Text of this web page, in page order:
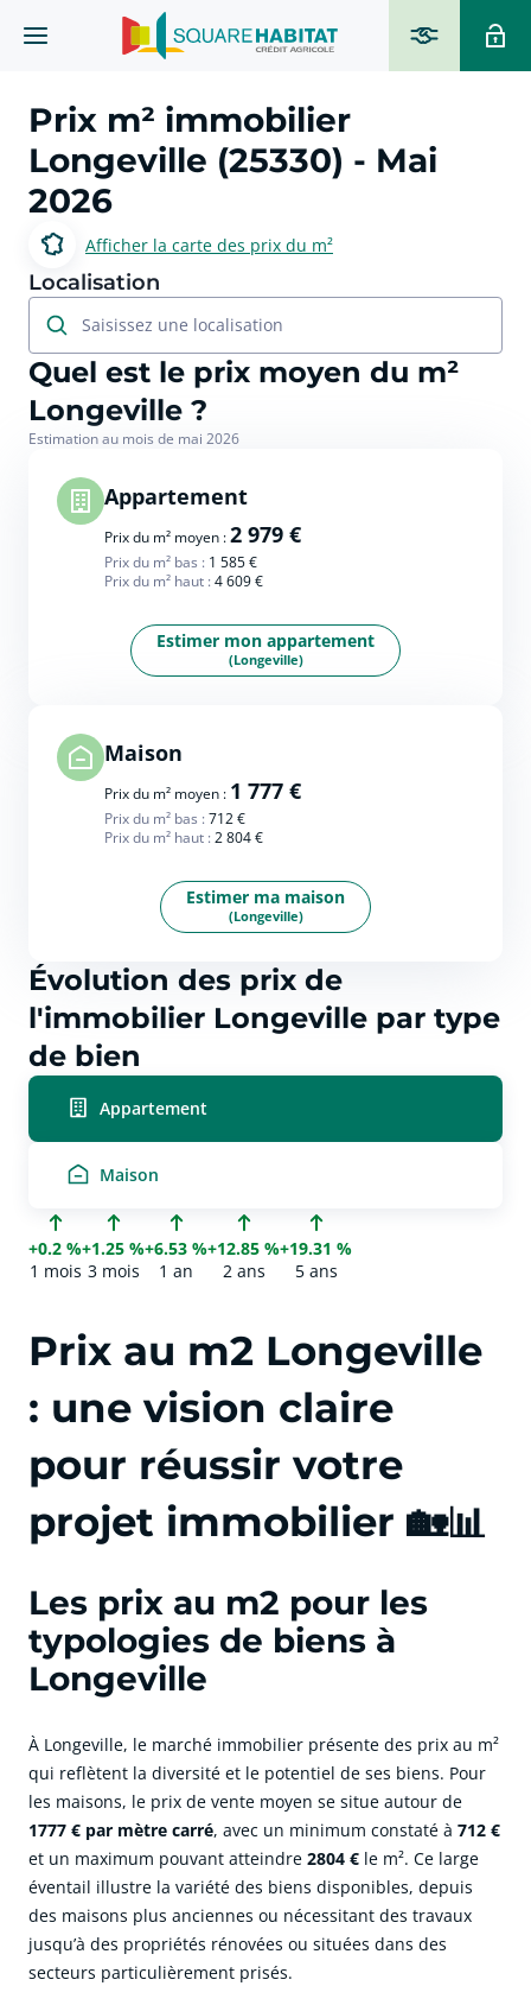
Prix m² immobilier
Longeville (25330) - Mai
2026
Afficher la carte des prix du m²
Localisation
Saisissez une localisation
Quel est le prix moyen du m²
Longeville ?
Estimation au mois de mai 2026
Appartement
Prix du m² moyen :2 979 €
Prix du m² bas : 1 585 €
Prix du m² haut :4 609 €
Estimer mon appartement
(Longeville)
Maison
Prix du m² moyen : 1 777 €
Prix du m² bas :712 €
Prix du m² haut :2 804 €
Estimer ma maison
(Longeville)
Évolution des prix de
l'immobilier Longeville par type
de bien
Appartement
Maison
+0.2 %
1 mois
+1.25 %
3 mois
+6.53 %
1 an
+12.85 %
2 ans
+19.31 %
5 ans
Prix au m2 Longeville
: une vision claire
pour réussir votre
projet immobilier 🏡📊
Les prix au m2 pour les
typologies de biens à
Longeville
À Longeville, le marché immobilier présente des prix au m²
qui reflètent la diversité et le potentiel de ses biens. Pour
les maisons, le prix de vente moyen se situe autour de
1777 € par mètre carré, avec un minimum constaté à 712 €
et un maximum pouvant atteindre 2804 € le m². Ce large
éventail illustre la variété des biens disponibles, depuis
des maisons plus anciennes ou nécessitant des travaux
jusqu’à des propriétés rénovées ou situées dans des
secteurs particulièrement prisés.